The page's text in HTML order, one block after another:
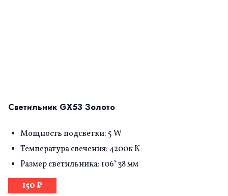
Светильник GX53 Золото
Мощность подсветки: 5 W
Температура свечения: 4200к К
Размер светильника: 106*38 мм
150 ₽